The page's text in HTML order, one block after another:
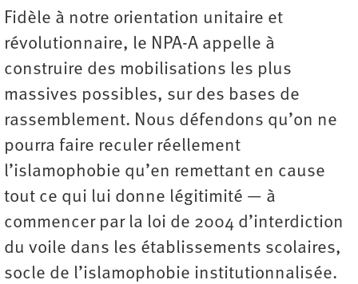
Fidèle à notre orientation unitaire et
révolutionnaire, le NPA-A appelle à
construire des mobilisations les plus
massives possibles, sur des bases de
rassemblement. Nous défendons qu’on ne
pourra faire reculer réellement
l’islamophobie qu’en remettant en cause
tout ce qui lui donne légitimité ― à
commencer par la loi de 2004 d’interdiction
du voile dans les établissements scolaires,
socle de l’islamophobie institutionnalisée.